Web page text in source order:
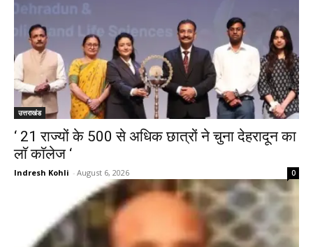
उत्तराखंड
‘ 21 राज्यों के 500 से अधिक छात्रों ने चुना देहरादून का
लाॅ काॅलेज ‘
Indresh Kohli - August 6, 2026 0